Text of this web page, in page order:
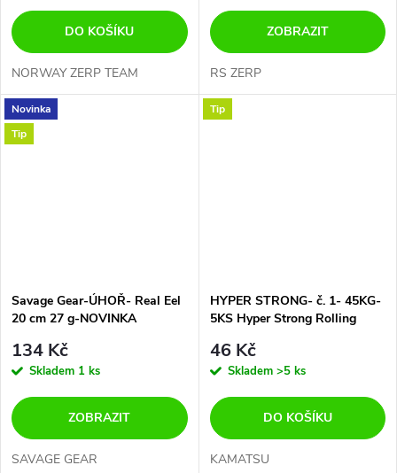
DO KOŠÍKU
NORWAY ZERP TEAM
ZOBRAZIT
RS ZERP
Novinka
Tip
Savage Gear-ÚHOŘ- Real Eel
20 cm 27 g-NOVINKA
134 Kč
Skladem 1 ks
ZOBRAZIT
SAVAGE GEAR
Tip
HYPER STRONG- č. 1- 45KG-
5KS Hyper Strong Rolling
46 Kč
Skladem >5 ks
DO KOŠÍKU
KAMATSU